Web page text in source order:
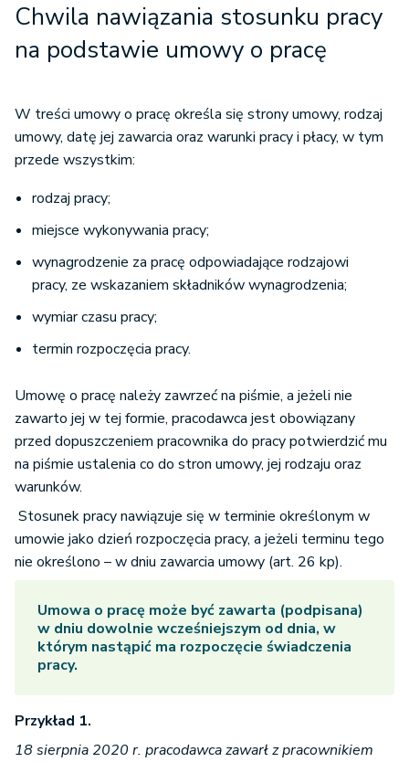
Chwila nawiązania stosunku pracy
na podstawie umowy o pracę
W treści umowy o pracę określa się strony umowy, rodzaj
umowy, datę jej zawarcia oraz warunki pracy i płacy, w tym
przede wszystkim:
rodzaj pracy;
miejsce wykonywania pracy;
wynagrodzenie za pracę odpowiadające rodzajowi
pracy, ze wskazaniem składników wynagrodzenia;
wymiar czasu pracy;
termin rozpoczęcia pracy.
Umowę o pracę należy zawrzeć na piśmie, a jeżeli nie
zawarto jej w tej formie, pracodawca jest obowiązany
przed dopuszczeniem pracownika do pracy potwierdzić mu
na piśmie ustalenia co do stron umowy, jej rodzaju oraz
warunków.
Stosunek pracy nawiązuje się w terminie określonym w
umowie jako dzień rozpoczęcia pracy, a jeżeli terminu tego
nie określono – w dniu zawarcia umowy (art. 26 kp).
Umowa o pracę może być zawarta (podpisana)
w dniu dowolnie wcześniejszym od dnia, w
którym nastąpić ma rozpoczęcie świadczenia
pracy.
Przykład 1.
18 sierpnia 2020 r. pracodawca zawarł z pracownikiem